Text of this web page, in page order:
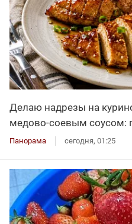
Делаю надрезы на
медово-соевым соусом:
Панорама сегодня, 01:25